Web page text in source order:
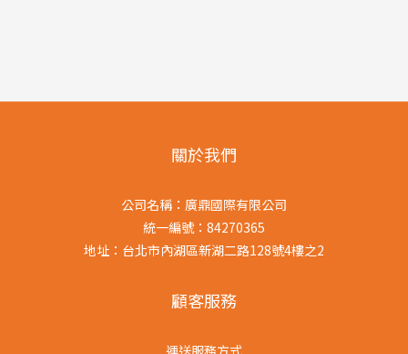
關於我們
公司名稱：廣鼎國際有限公司
統一編號：84270365
地址：台北市內湖區新湖二路128號4樓之2
顧客服務
運送服務方式